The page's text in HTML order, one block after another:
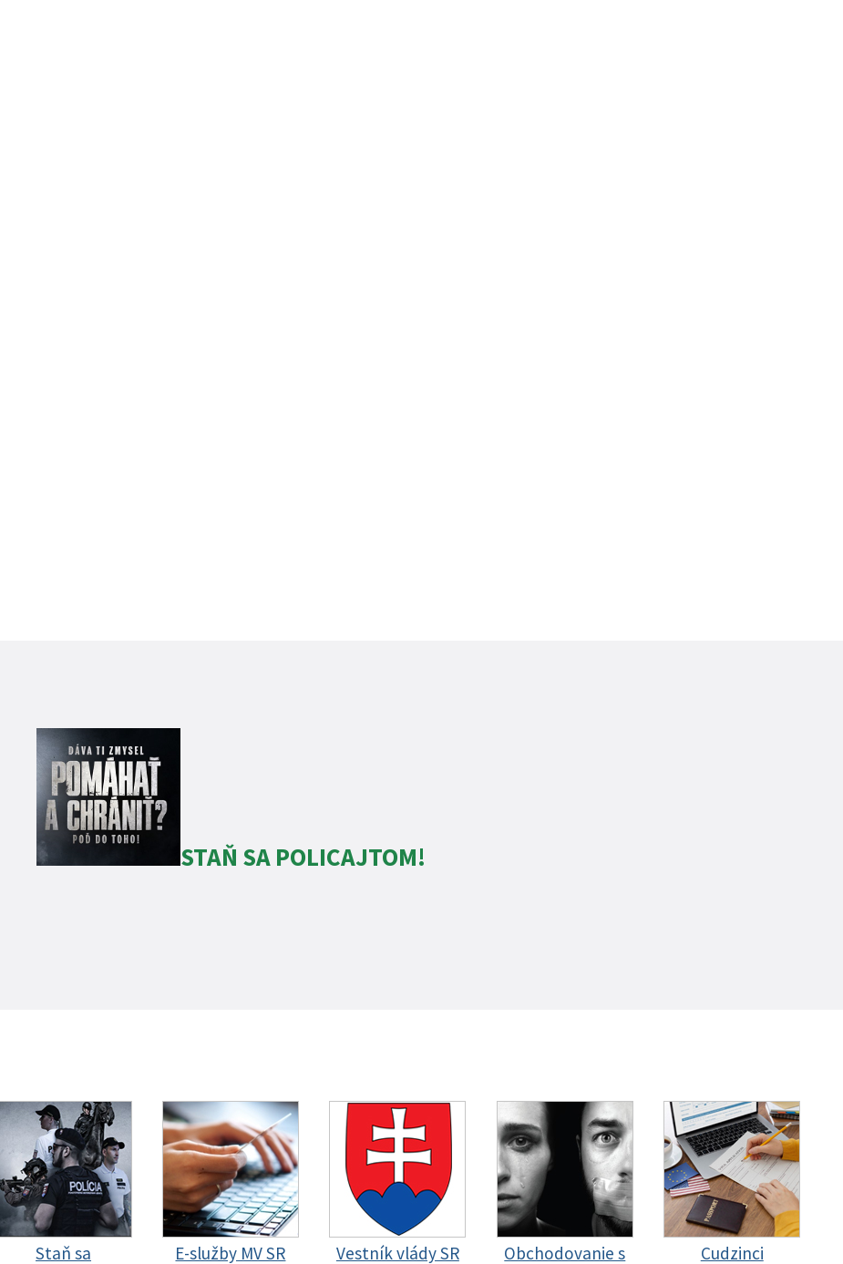
STAŇ SA POLICAJTOM!
Staň sa
E-služby MV SR Vestník vlády SR
Obchodovanie s
Cudzinci